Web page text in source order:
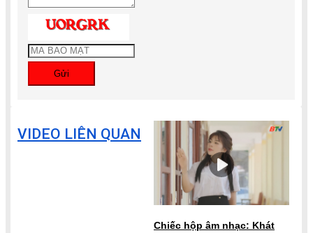
Gửi
VIDEO LIÊN QUAN
Chiếc hộp âm nhạc: Khát